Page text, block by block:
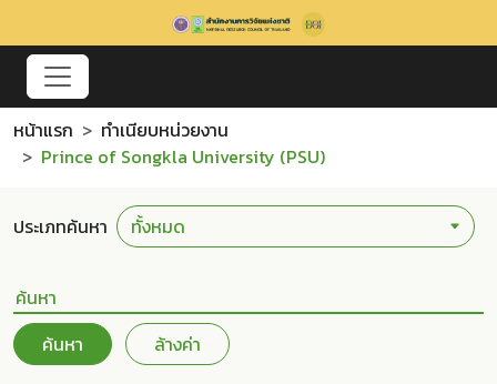
หน้าแรก
ทำเนียบหน่วยงาน
Prince of Songkla University (PSU)
ประเภทค้นหา
ค้นหา ล้างค่า